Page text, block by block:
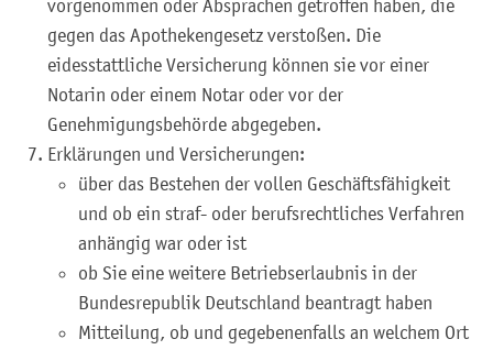
vorgenommen oder Absprachen getroffen haben, die
gegen das Apothekengesetz verstoßen. Die
eidesstattliche Versicherung können sie vor einer
Notarin oder einem Notar oder vor der
Genehmigungsbehörde abgegeben.
Erklärungen und Versicherungen:
über das Bestehen der vollen Geschäftsfähigkeit
und ob ein straf- oder berufsrechtliches Verfahren
anhängig war oder ist
ob Sie eine weitere Betriebserlaubnis in der
Bundesrepublik Deutschland beantragt haben
Mitteilung, ob und gegebenenfalls an welchem Ort